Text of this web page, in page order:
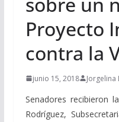
Proyecto
contra la
junio 15, 2018 Jorgelina
Senadores recibieron
Rodríguez,